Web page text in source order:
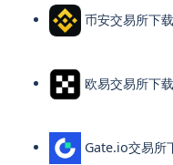
币安交易所下载
欧易交易所下载
Gate.io交易所